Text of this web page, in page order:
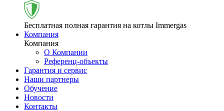
Бесплатная полная гарантия на котлы Immergas
Компания
Компания
О Компании
Референц-объекты
Гарантия и сервис
Наши партнеры
Обучение
Новости
Контакты